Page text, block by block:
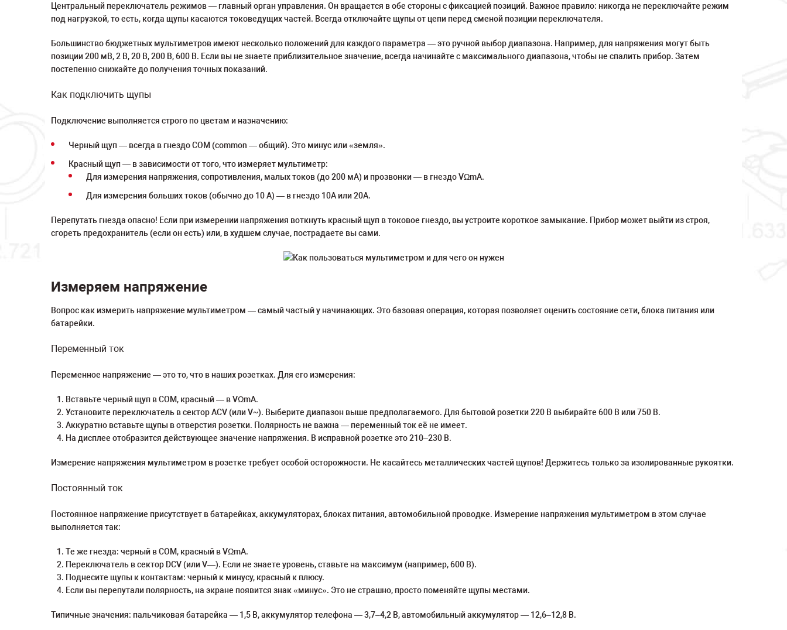
Центральный переключатель режимов — главный орган управления. Он вращается в обе стороны с фиксацией позиций. Важное правило: никогда не переключайте режим
под нагрузкой, то есть, когда щупы касаются токоведущих частей. Всегда отключайте щупы от цепи перед сменой позиции переключателя.
Большинство бюджетных мультиметров имеют несколько положений для каждого параметра — это ручной выбор диапазона. Например, для напряжения могут быть
позиции 200 мВ, 2 В, 20 В, 200 В, 600 В. Если вы не знаете приблизительное значение, всегда начинайте с максимального диапазона, чтобы не спалить прибор. Затем
постепенно снижайте до получения точных показаний.
Как подключить щупы
Подключение выполняется строго по цветам и назначению:
Черный щуп — всегда в гнездо COM (common — общий). Это минус или «земля».
Красный щуп — в зависимости от того, что измеряет мультиметр:
Для измерения напряжения, сопротивления, малых токов (до 200 мА) и прозвонки — в гнездо VΩmA.
Для измерения больших токов (обычно до 10 А) — в гнездо 10А или 20А.
Перепутать гнезда опасно! Если при измерении напряжения воткнуть красный щуп в токовое гнездо, вы устроите короткое замыкание. Прибор может выйти из строя,
сгореть предохранитель (если он есть) или, в худшем случае, пострадаете вы сами.
Измеряем напряжение
Вопрос как измерить напряжение мультиметром — самый частый у начинающих. Это базовая операция, которая позволяет оценить состояние сети, блока питания или
батарейки.
Переменный ток
Переменное напряжение — это то, что в наших розетках. Для его измерения:
Вставьте черный щуп в COM, красный — в VΩmA.
Установите переключатель в сектор ACV (или V~). Выберите диапазон выше предполагаемого. Для бытовой розетки 220 В выбирайте 600 В или 750 В.
Аккуратно вставьте щупы в отверстия розетки. Полярность не важна — переменный ток её не имеет.
На дисплее отобразится действующее значение напряжения. В исправной розетке это 210–230 В.
Измерение напряжения мультиметром в розетке требует особой осторожности. Не касайтесь металлических частей щупов! Держитесь только за изолированные рукоятки.
Постоянный ток
Постоянное напряжение присутствует в батарейках, аккумуляторах, блоках питания, автомобильной проводке. Измерение напряжения мультиметром в этом случае
выполняется так:
Те же гнезда: черный в COM, красный в VΩmA.
Переключатель в сектор DCV (или V—). Если не знаете уровень, ставьте на максимум (например, 600 В).
Поднесите щупы к контактам: черный к минусу, красный к плюсу.
Если вы перепутали полярность, на экране появится знак «минус». Это не страшно, просто поменяйте щупы местами.
Типичные значения: пальчиковая батарейка — 1,5 В, аккумулятор телефона — 3,7–4,2 В, автомобильный аккумулятор — 12,6–12,8 В.